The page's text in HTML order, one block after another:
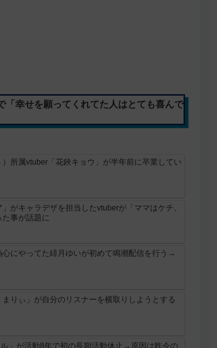
「幸せを願ってくれてた人はとても喜んで
所属vtuber「花鋏キョウ」が半年前に卒業してい
がキャラデザを担当したvtuberが「ママはケチ、
事が話題に
にやってた緋月ゆいが初めて鳴潮配信を行う→
りぃ」が自分のリスナーを横取りしようとする
」が活動8年で初の長期活動休止→原因は昨今の